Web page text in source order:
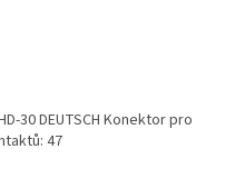
30 DEUTSCH Konektor pro
47